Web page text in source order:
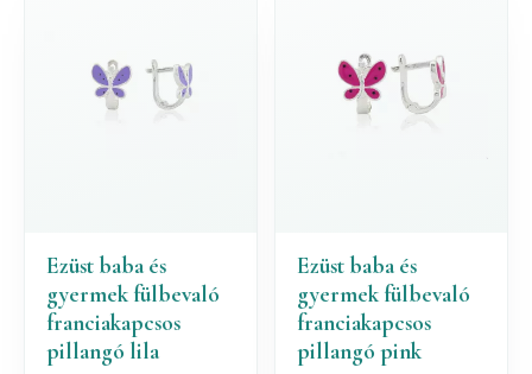
Ezüst baba és
gyermek fülbevaló
franciakapcsos
pillangó lila
Ezüst baba és
gyermek fülbevaló
franciakapcsos
pillangó pink